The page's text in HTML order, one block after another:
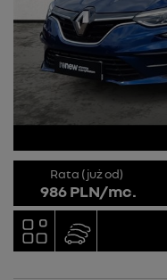
Rata (już od)
986 PLN/mc.